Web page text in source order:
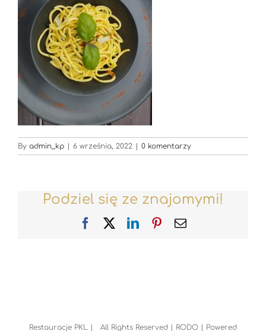
By admin_kp | 6 września, 2022 | 0 komentarzy
Podziel się ze znajomymi!
FacebookLinkedInPinterest
Email
Restauracje PKL | All Rights Reserved | RODO | Powered